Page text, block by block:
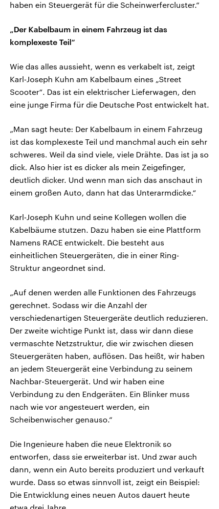
haben ein Steuergerät für die Scheinwerfercluster.“
„Der Kabelbaum in einem Fahrzeug ist das
komplexeste Teil“
Wie das alles aussieht, wenn es verkabelt ist, zeigt
Karl-Joseph Kuhn am Kabelbaum eines „Street
Scooter“. Das ist ein elektrischer Lieferwagen, den
eine junge Firma für die Deutsche Post entwickelt hat.
„Man sagt heute: Der Kabelbaum in einem Fahrzeug
ist das komplexeste Teil und manchmal auch ein sehr
schweres. Weil da sind viele, viele Drähte. Das ist ja so
dick. Also hier ist es dicker als mein Zeigefinger,
deutlich dicker. Und wenn man sich das anschaut in
einem großen Auto, dann hat das Unterarmdicke.“
Karl-Joseph Kuhn und seine Kollegen wollen die
Kabelbäume stutzen. Dazu haben sie eine Plattform
Namens RACE entwickelt. Die besteht aus
einheitlichen Steuergeräten, die in einer Ring-
Struktur angeordnet sind.
„Auf denen werden alle Funktionen des Fahrzeugs
gerechnet. Sodass wir die Anzahl der
verschiedenartigen Steuergeräte deutlich reduzieren.
Der zweite wichtige Punkt ist, dass wir dann diese
vermaschte Netzstruktur, die wir zwischen diesen
Steuergeräten haben, auflösen. Das heißt, wir haben
an jedem Steuergerät eine Verbindung zu seinem
Nachbar-Steuergerät. Und wir haben eine
Verbindung zu den Endgeräten. Ein Blinker muss
nach wie vor angesteuert werden, ein
Scheibenwischer genauso.“
Die Ingenieure haben die neue Elektronik so
entworfen, dass sie erweiterbar ist. Und zwar auch
dann, wenn ein Auto bereits produziert und verkauft
wurde. Dass so etwas sinnvoll ist, zeigt ein Beispiel:
Die Entwicklung eines neuen Autos dauert heute